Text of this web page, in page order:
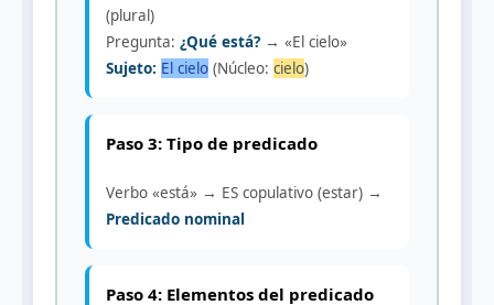
(plural)
Pregunta: ¿Qué está? → «El cielo»
Sujeto: El cielo (Núcleo: cielo)
Paso 3: Tipo de predicado
Verbo «está» → ES copulativo (estar) →
Predicado nominal
Paso 4: Elementos del predicado